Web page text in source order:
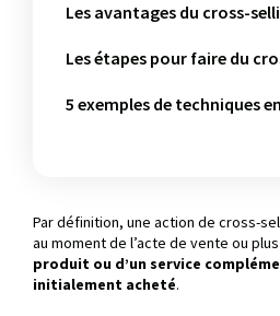
Les avantages du cross-
Les étapes pour faire du
5 exemples de techniques
Par définition, une action de cross-
au moment de l’acte de vente ou
produit ou d’un service
initialement acheté.